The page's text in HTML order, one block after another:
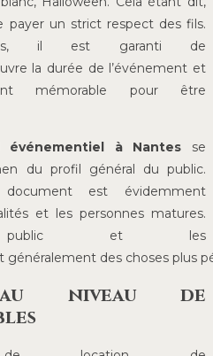
payer un strict respect des fils.
il est garanti de
la durée de l’événement et
mémorable pour être
à Nantes se
du profil général du public.
est évidemment
et les personnes matures.
et les
généralement des choses plus
au niveau de